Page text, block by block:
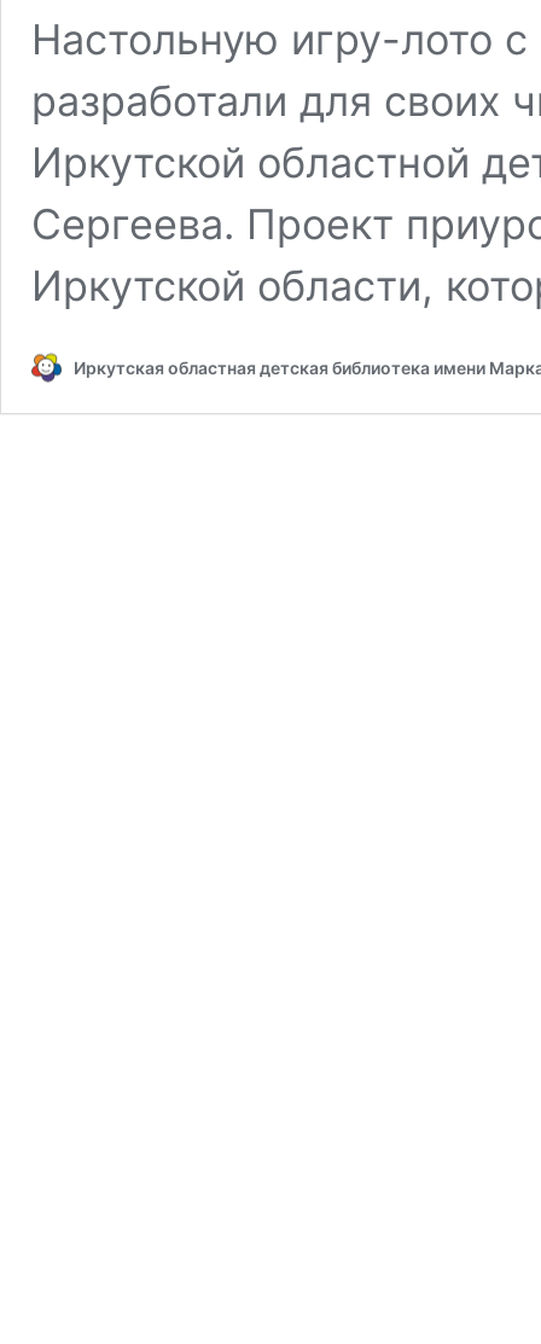
Настольную игру-лото
разработали для своих
Иркутской областной
Сергеева. Проект
Иркутской области,
Иркутская областная детская библиотека имени